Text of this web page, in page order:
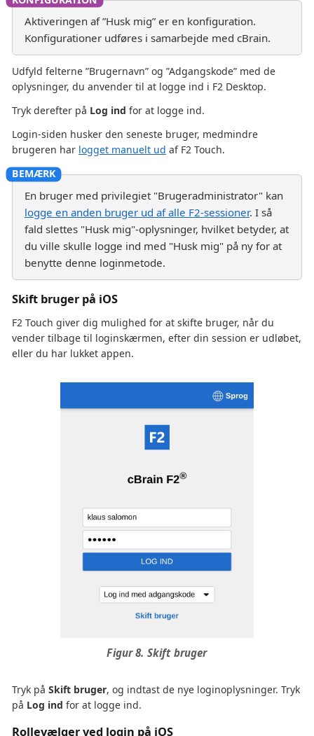
Aktiveringen af ”Husk mig” er en konfiguration.
Konfigurationer udføres i samarbejde med cBrain.
Udfyld felterne ”Brugernavn” og ”Adgangskode” med de
oplysninger, du anvender til at logge ind i F2 Desktop.
Tryk derefter på Log ind for at logge ind.
Login-siden husker den seneste bruger, medmindre
brugeren har logget manuelt ud af F2 Touch.
En bruger med privilegiet "Brugeradministrator" kan
logge en anden bruger ud af alle F2-sessioner. I så
fald slettes "Husk mig"-oplysninger, hvilket betyder, at
du ville skulle logge ind med "Husk mig" på ny for at
benytte denne loginmetode.
Skift bruger på iOS
F2 Touch giver dig mulighed for at skifte bruger, når du
vender tilbage til loginskærmen, efter din session er udløbet,
eller du har lukket appen.
Figur 8. Skift bruger
Tryk på Skift bruger, og indtast de nye loginoplysninger. Tryk
på Log ind for at logge ind.
Rollevælger ved login på iOS